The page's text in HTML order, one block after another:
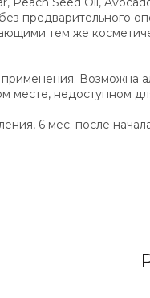
предварительного
тем же
Возможна
месте, недоступном
6 мес. после